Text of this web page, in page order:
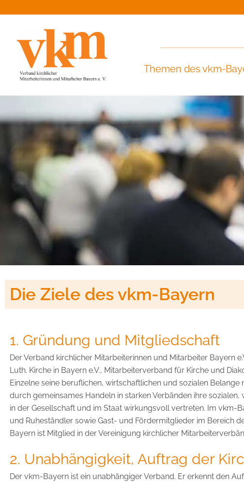
Themen des vkm-
Die Ziele des vkm-Bayern
1. Gründung und Mitgliedschaft
Der Verband kirchlicher Mitarbeiterinnen und Mitarbeiter Bayern
Luth. Kirche in Bayern e.V., Mitarbeiterverband für Kirche und
Einzelne seine beruflichen, wirtschaftlichen und sozialen
durch gemeinsames Handeln in starken Verbänden ihre
in der Gesellschaft und im Staat wirkungsvoll vertreten. Im vkm-
und Ruheständler sowie Gast- und Fördermitglieder im Bereich
Bayern ist Mitglied in der Vereinigung kirchlicher
2. Unabhängigkeit, Auftrag der
Der vkm-Bayern ist ein unabhängiger Verband. Er erkennt den